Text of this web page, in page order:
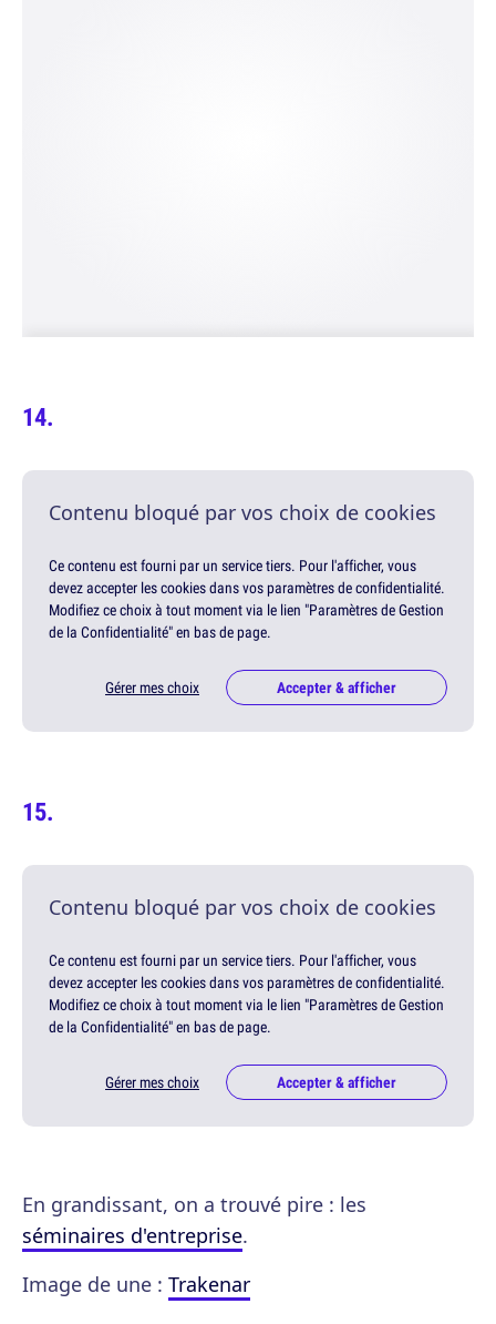
Contenu bloqué par vos choix de cookies
Ce contenu est fourni par un service tiers. Pour l'afficher, vous
devez accepter les cookies dans vos paramètres de confidentialité.
Modifiez ce choix à tout moment via le lien "Paramètres de Gestion
de la Confidentialité" en bas de page.
Gérer mes choix Accepter & afficher
Contenu bloqué par vos choix de cookies
Ce contenu est fourni par un service tiers. Pour l'afficher, vous
devez accepter les cookies dans vos paramètres de confidentialité.
Modifiez ce choix à tout moment via le lien "Paramètres de Gestion
de la Confidentialité" en bas de page.
Gérer mes choix Accepter & afficher
En grandissant, on a trouvé pire : les
séminaires d'entreprise.
Image de une : Trakenar